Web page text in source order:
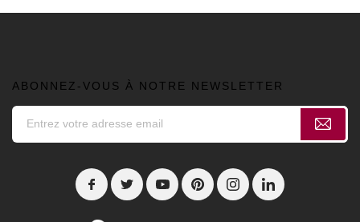
ABONNEZ-VOUS À NOTRE NEWSLETTER